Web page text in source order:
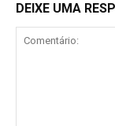
DEIXE UMA